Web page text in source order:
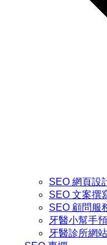
SEO 網頁設
SEO 文案撰
SEO 顧問服
牙醫小幫手
牙醫診所網